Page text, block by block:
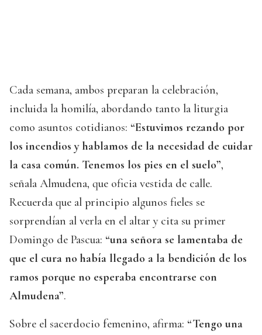
Cada semana, ambos preparan la celebración,
incluida la homilía, abordando tanto la liturgia
como asuntos cotidianos: “Estuvimos rezando por
los incendios y hablamos de la necesidad de cuidar
la casa común. Tenemos los pies en el suelo”,
señala Almudena, que oficia vestida de calle.
Recuerda que al principio algunos fieles se
sorprendían al verla en el altar y cita su primer
Domingo de Pascua: “una señora se lamentaba de
que el cura no había llegado a la bendición de los
ramos porque no esperaba encontrarse con
Almudena”.
Sobre el sacerdocio femenino, afirma: “Tengo una